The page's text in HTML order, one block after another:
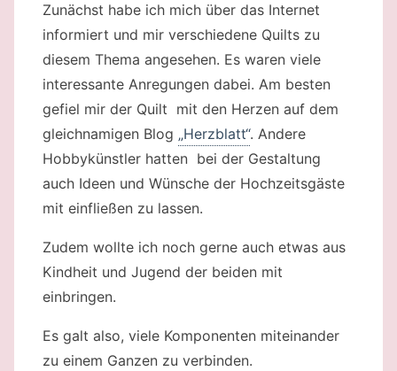
Zunächst habe ich mich über das Internet
informiert und mir verschiedene Quilts zu
diesem Thema angesehen. Es waren viele
interessante Anregungen dabei. Am besten
gefiel mir der Quilt mit den Herzen auf dem
gleichnamigen Blog „Herzblatt“. Andere
Hobbykünstler hatten bei der Gestaltung
auch Ideen und Wünsche der Hochzeitsgäste
mit einfließen zu lassen.
Zudem wollte ich noch gerne auch etwas aus
Kindheit und Jugend der beiden mit
einbringen.
Es galt also, viele Komponenten miteinander
zu einem Ganzen zu verbinden.